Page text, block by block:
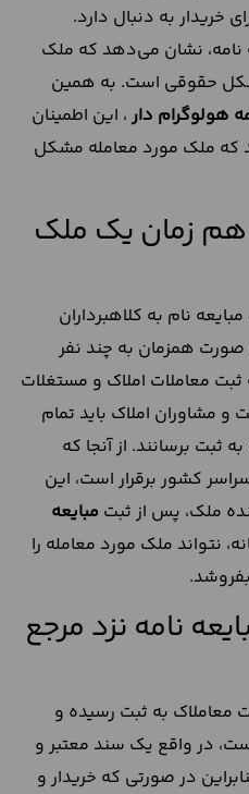
خریدار به دنبال دارد.
نامه، نشان می‌دهد که ملک
حقوقی است. به همین
هولوگرام دار ، این اطمینان
که ملک مورد معامله مشکل
زمان یک ملک
نام به کلاهبرداران
همزمان به چند نفر
1387، سامانه ثبت معاملات املاک و مستغلات
مشاوران املاک باید تمام
ثبت برسانند. از آنجا که
کشور برقرار است، این
ملک، پس از ثبت مبایعه
نتواند ملک مورد معامله را
نامه نزد مرجع
معاملاک به ثبت رسیده و
در واقع یک سند معتبر و
در صورتی که خریدار و